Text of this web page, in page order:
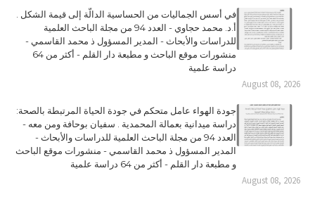
في أسس الجماليات من الحساسية الدالّة إلى قيمة الشكل .
أ.د. محمد حجاوي - العدد 94 من مجلة الباحث العلمية
للدراسات والأبحاث - المدير المسؤول ذ محمد القاسمي -
منشورات موقع الباحث و مطبعة دار القلم - أكثر من 64
دراسة علمية
August 08, 2026
جودة الهواء عامل متحكم في جودة الحياة المرتبطة بالصحة:
دراسة ميدانية بعمالة المحمدية . سفيان بوحافة ومن معه -
العدد 94 من مجلة الباحث العلمية للدراسات والأبحاث -
المدير المسؤول ذ محمد القاسمي - منشورات موقع الباحث
و مطبعة دار القلم - أكثر من 64 دراسة علمية
August 08, 2026